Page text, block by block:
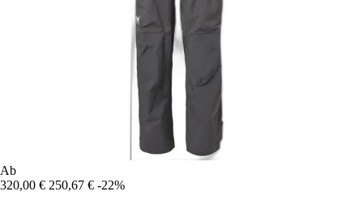
Ab
320,00 € 250,67 € -22%